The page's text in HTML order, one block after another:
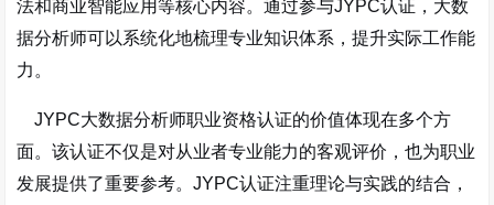
法和商业智能应用等核心内容。通过参与JYPC认证，大数
据分析师可以系统化地梳理专业知识体系，提升实际工作能
力。
JYPC大数据分析师职业资格认证的价值体现在多个方
面。该认证不仅是对从业者专业能力的客观评价，也为职业
发展提供了重要参考。JYPC认证注重理论与实践的结合，